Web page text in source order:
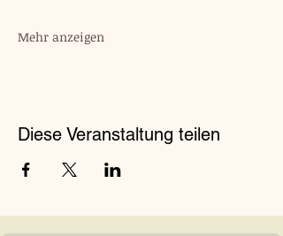
Mehr anzeigen
Diese Veranstaltung teilen